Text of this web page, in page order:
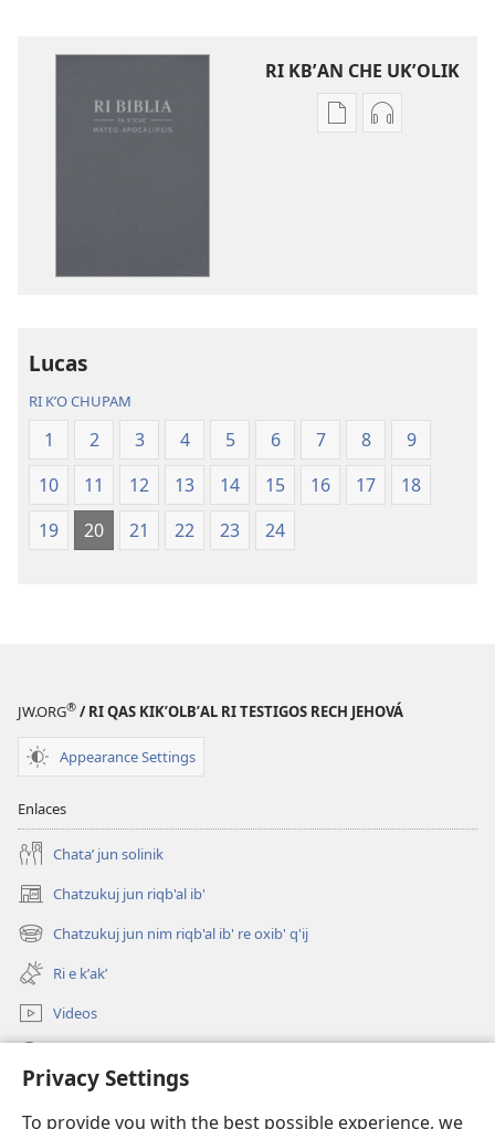
Privacy Settings
To provide you with the best possible experience, we
RI KBʼAN CHE UKʼOLIK
DigitalAudio
Lucas
RI KʼO CHUPAM
1 2 3 4 5 6 7 8
9
10
11 12 13 14 15 16 17
18
19
20 21 22 23 24
JW.ORG® / RI QAS KIKʼOLBʼAL RI TESTIGOS RECH JEHOVÁ
Appearance Settings
Enlaces
Chataʼ jun solinik
Chatzukuj jun riqb'al ib'
(opens
new
window)
Chatzukuj jun nim riqb'al ib' re oxib' q'ij
(opens
new
window)
Ri e kʼakʼ
Videos
(opens